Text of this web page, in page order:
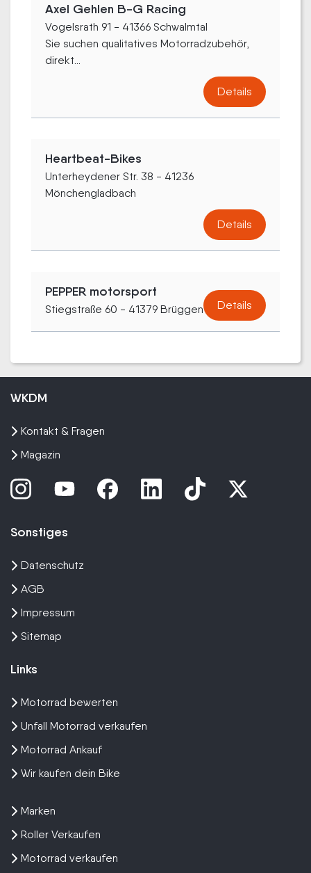
Axel Gehlen B-G Racing
Vogelsrath 91 - 41366 Schwalmtal
Sie suchen qualitatives Motorradzubehör,
direkt...
Details
Heartbeat-Bikes
Unterheydener Str. 38 - 41236
Mönchengladbach
Details
PEPPER motorsport
Stiegstraße 60 - 41379 Brüggen Details
WKDM
Kontakt & Fragen
Magazin
Sonstiges
Datenschutz
AGB
Impressum
Sitemap
Links
Motorrad bewerten
Unfall Motorrad verkaufen
Motorrad Ankauf
Wir kaufen dein Bike
Marken
Roller Verkaufen
Motorrad verkaufen